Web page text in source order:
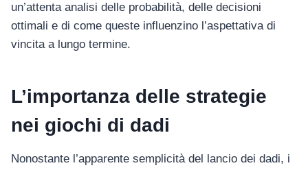
un’attenta analisi delle probabilità, delle decisioni
ottimali e di come queste influenzino l’aspettativa di
vincita a lungo termine.
L’importanza delle strategie
nei giochi di dadi
Nonostante l’apparente semplicità del lancio dei dadi, i